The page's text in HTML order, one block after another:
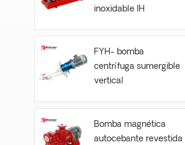
inoxidable IH
FYH- bomba
centrífuga sumergible
vertical
Bomba magnética
autocebante revestida